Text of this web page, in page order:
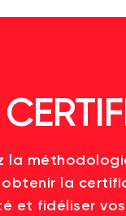
la
la
et fidéliser